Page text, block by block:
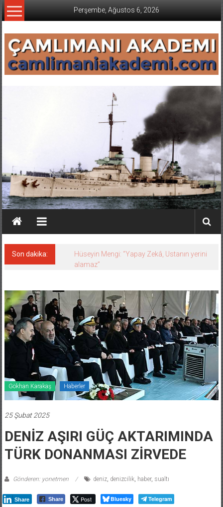
İçeriğe
geç
Perşembe, Ağustos 6, 2026
Son dakika:
Hüseyin Mengi: “Yapay Zekâ, Ustanın yerini
alamaz”
Gökhan Karakaş Haberler
25 Şubat 2025
DENİZ AŞIRI GÜÇ AKTARIMINDA
TÜRK DONANMASI ZİRVEDE
Gönderen: yonetmen deniz, denizcilik, haber, sualtı
Share Share Post Bluesky Telegram